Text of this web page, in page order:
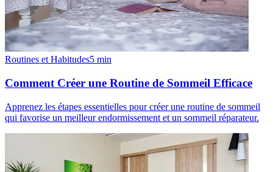
Routines et Habitudes5 min
Comment Créer une Routine de Sommeil Efficace
Apprenez les étapes essentielles pour créer une routine de sommeil
qui favorise un meilleur endormissement et un sommeil réparateur.